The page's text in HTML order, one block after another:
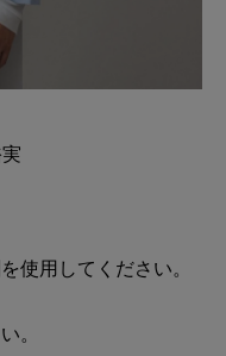
使用してください。
。